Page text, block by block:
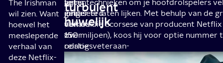
The Irishman
wil zien. Want
hoewel het
meeslepende
verhaal van
deze Netflix-
turbulent
huwelijk
feiten
gebaseerd
verhaal
over
oorlogsveteraan-
turned-
het
einde
van
z’n
relatie
met
aging technieken om je hoofdrolspelers
jonger te laten lijken. Met behulp van de
dollars die Scorsese van producent Netflix
150 miljoen), koos hij voor optie nummer